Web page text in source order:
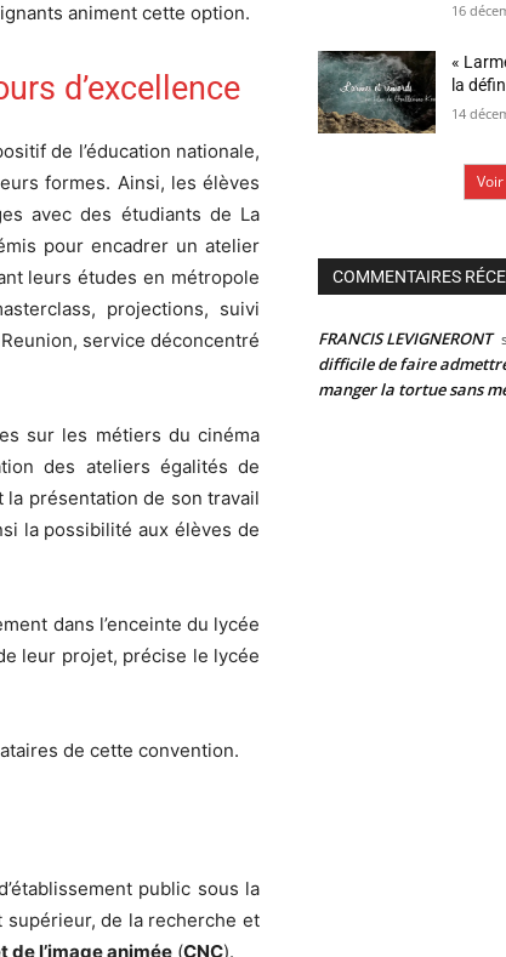
animent cette option.
d’excellence
de l’éducation nationale,
formes. Ainsi, les élèves
avec des étudiants de La
pour encadrer un atelier
leurs études en métropole
projections, suivi
service déconcentré
sur les métiers du cinéma
des ateliers égalités de
la présentation de son travail
la possibilité aux élèves de
dans l’enceinte du lycée
leur projet, précise le lycée
de cette convention.
public sous la
de la recherche et
de l’image animée (CNC).
16
«
la
14
COMMENTAIRES
FRANCIS LEVIGNERONT
difficile de faire
manger la tortue sans